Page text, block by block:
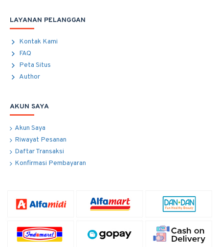
LAYANAN PELANGGAN
Kontak Kami
FAQ
Peta Situs
Author
AKUN SAYA
Akun Saya
Riwayat Pesanan
Daftar Transaksi
Konfirmasi Pembayaran